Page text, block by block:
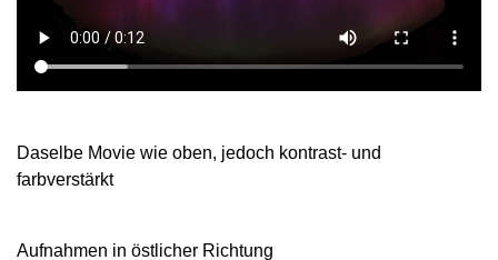
Daselbe Movie wie oben, jedoch kontrast- und
farbverstärkt
Aufnahmen in östlicher Richtung